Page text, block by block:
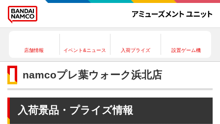
店舗情報 イベント&ニュース 入荷プライズ 設置ゲーム機
namcoプレ葉ウォーク浜北店
入荷景品・プライズ情報